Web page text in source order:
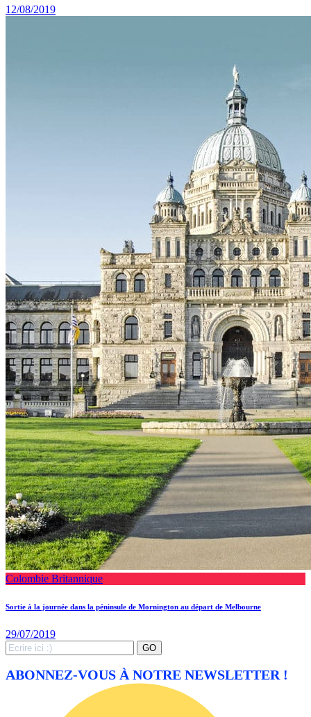
12/08/2019
Colombie Britannique
Sortie à la journée dans la péninsule de Mornington au départ de Melbourne
29/07/2019
Search
for:
GO
ABONNEZ-VOUS À NOTRE NEWSLETTER !